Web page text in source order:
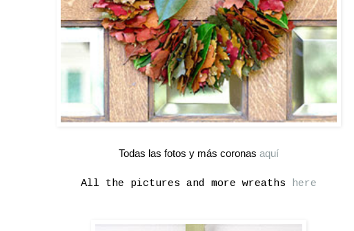
Todas las fotos y más coronas aquí
All the pictures and more wreaths here